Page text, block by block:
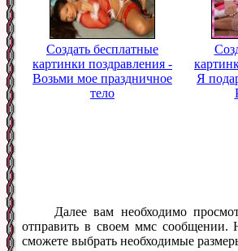
Создать бесплатные
картинки поздравления -
Возьми мое праздничное
тело
Я
Далее вам необходимо
отправить в своем ммс
сможете выбрать необходимые